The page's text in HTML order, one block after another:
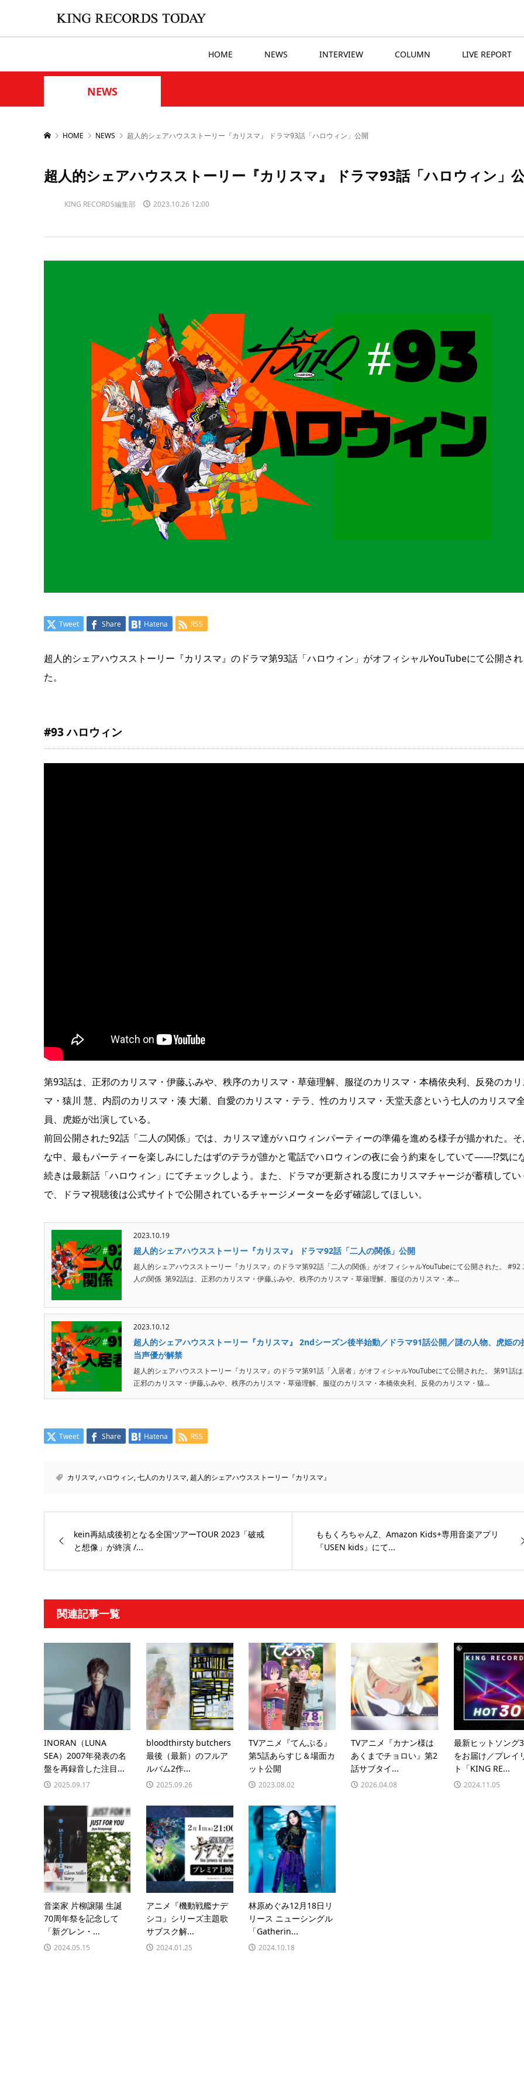
HOME NEWS INTERVIEW COLUMN LIVE REPORT
NEWS
HOME NEWS 超人的シェアハウスストーリー『カリスマ』 ドラマ93話「ハロウィン」公開
超人的シェアハウスストーリー『カリスマ』 ドラマ93話「ハロウィン」
KING RECORDS編集部 2023.10.26 12:00
Tweet Share Hatena RSS
超人的シェアハウスストーリー『カリスマ』のドラマ第93話「ハロウィン」がオフィシャルYouTubeにて公開され
た。
#93 ハロウィン
第93話は、正邪のカリスマ・伊藤ふみや、秩序のカリスマ・草薙理解、服従のカリスマ・本橋依央利、反発のカ
マ・猿川 慧、内罰のカリスマ・湊 大瀬、自愛のカリスマ・テラ、性のカリスマ・天堂天彦という七人のカリスマ
員、虎姫が出演している。
前回公開された92話「二人の関係」では、カリスマ達がハロウィンパーティーの準備を進める様子が描かれた。
な中、最もパーティーを楽しみにしたはずのテラが誰かと電話でハロウィンの夜に会う約束をしていて――!?気に
続きは最新話「ハロウィン」にてチェックしよう。また、ドラマが更新される度にカリスマチャージが蓄積してい
で、ドラマ視聴後は公式サイトで公開されているチャージメーターを必ず確認してほしい。
2023.10.19
超人的シェアハウスストーリー『カリスマ』 ドラマ92話「二人の関係」公開
超人的シェアハウスストーリー『カリスマ』のドラマ第92話「二人の関係」がオフィシャルYouTubeにて公開された。 #92
人の関係 第92話は、正邪のカリスマ・伊藤ふみや、秩序のカリスマ・草薙理解、服従のカリスマ・本...
2023.10.12
超人的シェアハウスストーリー『カリスマ』 2ndシーズン後半始動／ドラマ91話公開／謎の人物、虎姫の
当声優が解禁
超人的シェアハウスストーリー『カリスマ』のドラマ第91話「入居者」がオフィシャルYouTubeにて公開された。 第91話
正邪のカリスマ・伊藤ふみや、秩序のカリスマ・草薙理解、服従のカリスマ・本橋依央利、反発のカリスマ・猿...
Tweet Share Hatena RSS
カリスマ,ハロウィン,七人のカリスマ, 超人的シェアハウスストーリー『カリスマ』
kein再結成後初となる全国ツアーTOUR 2023「破戒
と想像」が終演 /...
ももくろちゃんZ、Amazon Kids+専用音楽アプリ
『USEN kids』にて...
関連記事一覧
INORAN（LUNA
SEA）2007年発表の名
盤を再録音した注目...
2025.09.17
bloodthirsty butchers
最後（最新）のフルア
ルバム2作...
2025.09.26
TVアニメ『てんぷる』
第5話あらすじ＆場面カ
ット公開
2023.08.02
TVアニメ『カナン様は
あくまでチョロい』第2
話サブタイ...
2026.04.08
最新ヒットソング
をお届け／プレイ
ト「KING RE...
2024.11.05
音楽家 片柳譲陽 生誕
70周年祭を記念して
「新グレン・...
2024.05.15
アニメ『機動戦艦ナデ
シコ』シリーズ主題歌
サブスク解...
2024.01.25
林原めぐみ12月18日リ
リース ニューシングル
「Gatherin...
2024.10.18